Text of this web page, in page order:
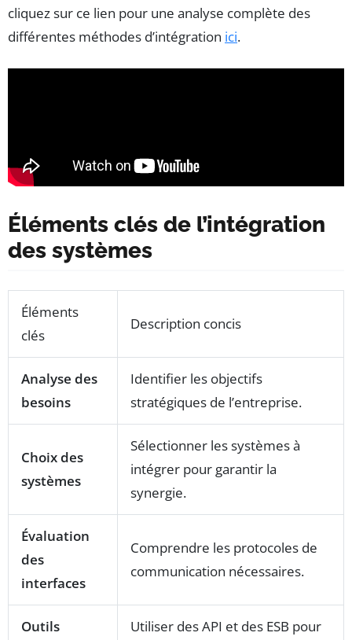
cliquez sur ce lien pour une analyse complète des
différentes méthodes d’intégration ici.
Éléments clés de l’intégration
des systèmes
Éléments
clés
Description concis
Analyse des
besoins
Identifier les objectifs
stratégiques de l’entreprise.
Choix des
systèmes
Sélectionner les systèmes à
intégrer pour garantir la
synergie.
Évaluation
des
interfaces
Comprendre les protocoles de
communication nécessaires.
Outils
Utiliser des API et des ESB pour